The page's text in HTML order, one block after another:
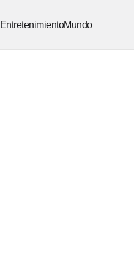
EntretenimientoMundo